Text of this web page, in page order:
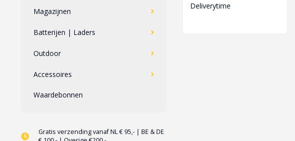
Magazijnen
Batterijen | Laders
Outdoor
Accessoires
Waardebonnen
Gratis verzending vanaf NL € 95,- | BE & DE
Deliverytime